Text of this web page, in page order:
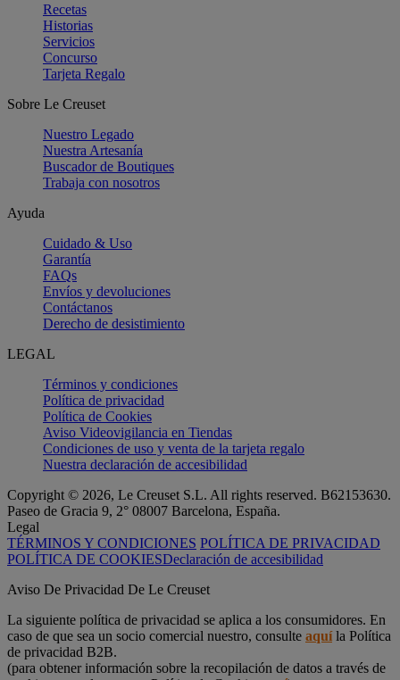
Recetas
Historias
Servicios
Concurso
Tarjeta Regalo
Sobre Le Creuset
Nuestro Legado
Nuestra Artesanía
Buscador de Boutiques
Trabaja con nosotros
Ayuda
Cuidado & Uso
Garantía
FAQs
Envíos y devoluciones
Contáctanos
Derecho de desistimiento
LEGAL
Términos y condiciones
Política de privacidad
Política de Cookies
Aviso Videovigilancia en Tiendas
Condiciones de uso y venta de la tarjeta regalo
Nuestra declaración de accesibilidad
Copyright © 2026, Le Creuset S.L. All rights reserved. B62153630.
Paseo de Gracia 9, 2° 08007 Barcelona, España.
Legal
TÉRMINOS Y CONDICIONES POLÍTICA DE PRIVACIDAD
POLÍTICA DE COOKIESDeclaración de accesibilidad
Aviso De Privacidad De Le Creuset
La siguiente política de privacidad se aplica a los consumidores. En
caso de que sea un socio comercial nuestro, consulte aquíla Política
de privacidad B2B.
(para obtener información sobre la recopilación de datos a través de